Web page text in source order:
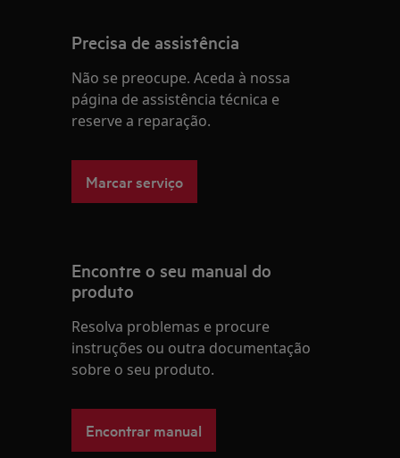
Precisa de assistência
Não se preocupe. Aceda à nossa
página de assistência técnica e
reserve a reparação.
Marcar serviço
Encontre o seu manual do
produto
Resolva problemas e procure
instruções ou outra documentação
sobre o seu produto.
Encontrar manual